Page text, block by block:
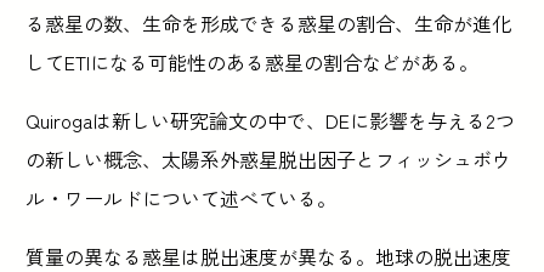
る惑星の数、生命を形成できる惑星の割合、生命が進化
してETIになる可能性のある惑星の割合などがある。
Quirogaは新しい研究論文の中で、DEに影響を与える2つ
の新しい概念、太陽系外惑星脱出因子とフィッシュボウ
ル・ワールドについて述べている。
質量の異なる惑星は脱出速度が異なる。地球の脱出速度